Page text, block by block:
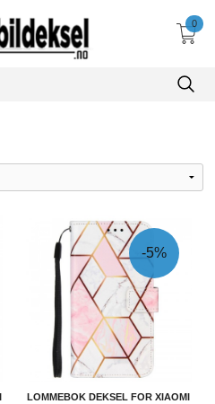
0
LOMMEBOK DEKSEL FOR XIAOMI
-5%